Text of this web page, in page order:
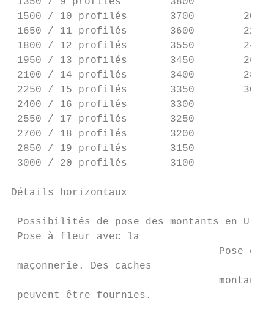
1500 / 10 profilés       3700
1650 / 11 profilés       3600
1800 / 12 profilés       3550
1950 / 13 profilés       3450
2100 / 14 profilés       3400
2250 / 15 profilés       3350
2400 / 16 profilés       3300
2550 / 17 profilés       3250
2700 / 18 profilés       3200
2850 / 19 profilés       3150
3000 / 20 profilés       3100
Détails horizontaux
Possibilités de pose des montants en U
Pose à fleur avec la
Pose
maçonnerie. Des caches
peuvent être fournies.